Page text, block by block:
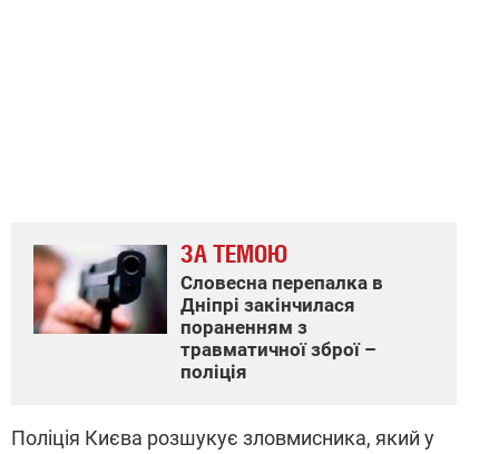
ЗА ТЕМОЮ
Словесна перепалка в
Дніпрі закінчилася
пораненням з
травматичної зброї –
поліція
Поліція Києва розшукує зловмисника, який у